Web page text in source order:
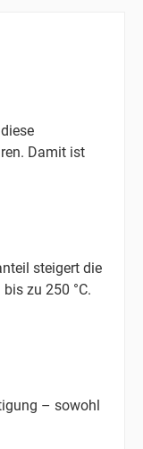
Damit ist
steigert die
zu 250 °C.
– sowohl